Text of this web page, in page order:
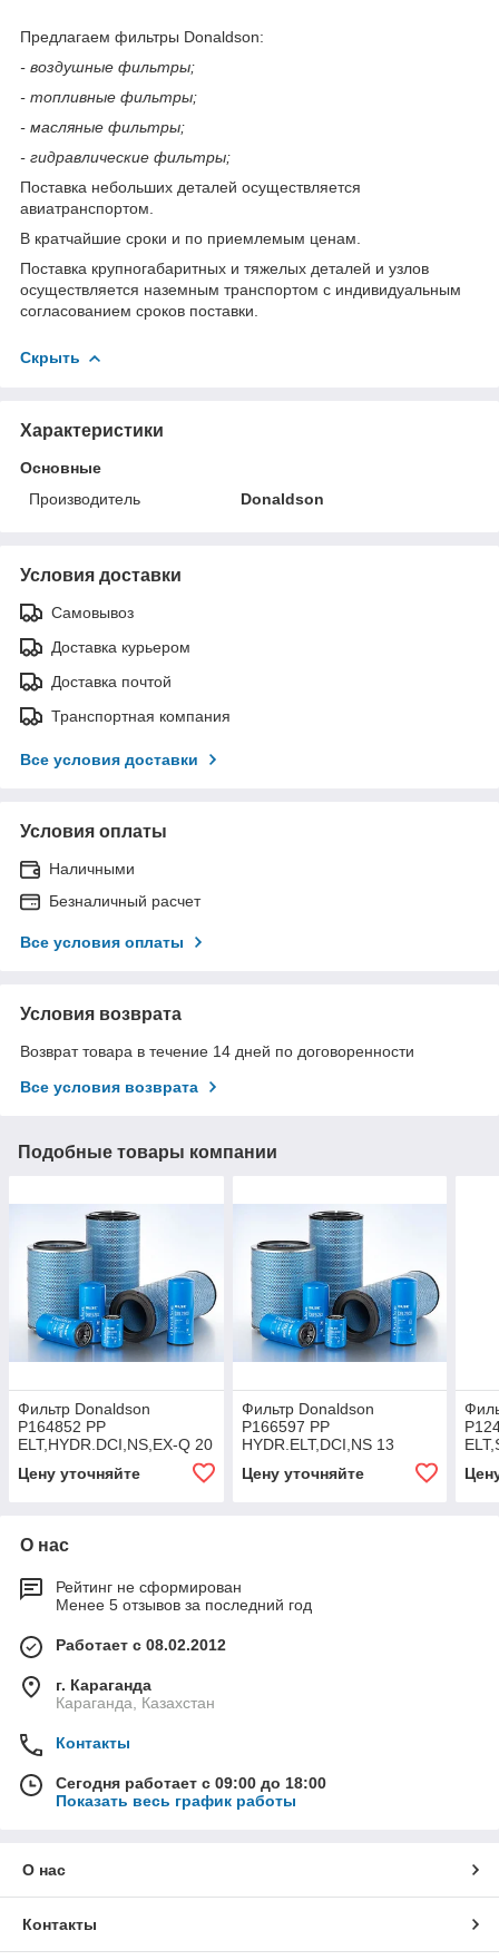
Предлагаем фильтры Donaldson:
- воздушные фильтры;
- топливные фильтры;
- масляные фильтры;
- гидравлические фильтры;
Поставка небольших деталей осуществляется
авиатранспортом.
В кратчайшие сроки и по приемлемым ценам.
Поставка крупногабаритных и тяжелых деталей и узлов
осуществляется наземным транспортом с индивидуальным
согласованием сроков поставки.
Скрыть
Характеристики
Основные
Производитель
Donaldson
Условия доставки
Самовывоз
Доставка курьером
Доставка почтой
Транспортная компания
Все условия доставки
Условия оплаты
Наличными
Безналичный расчет
Все условия оплаты
Условия возврата
Возврат товара в течение 14 дней по договоренности
Все условия возврата
Подобные товары компании
Фильтр Donaldson
P164852 PP
ELT,HYDR.DCI,NS,EX-Q 20
Цену уточняйте
Фильтр Donaldson
P166597 PP
HYDR.ELT,DCI,NS 13
Цену уточняйте
О нас
Рейтинг не сформирован
Менее 5 отзывов за последний год
Работает с 08.02.2012
г. Караганда
Караганда, Казахстан
Контакты
Сегодня работает с 09:00 до 18:00
Показать весь график работы
О нас
Контакты